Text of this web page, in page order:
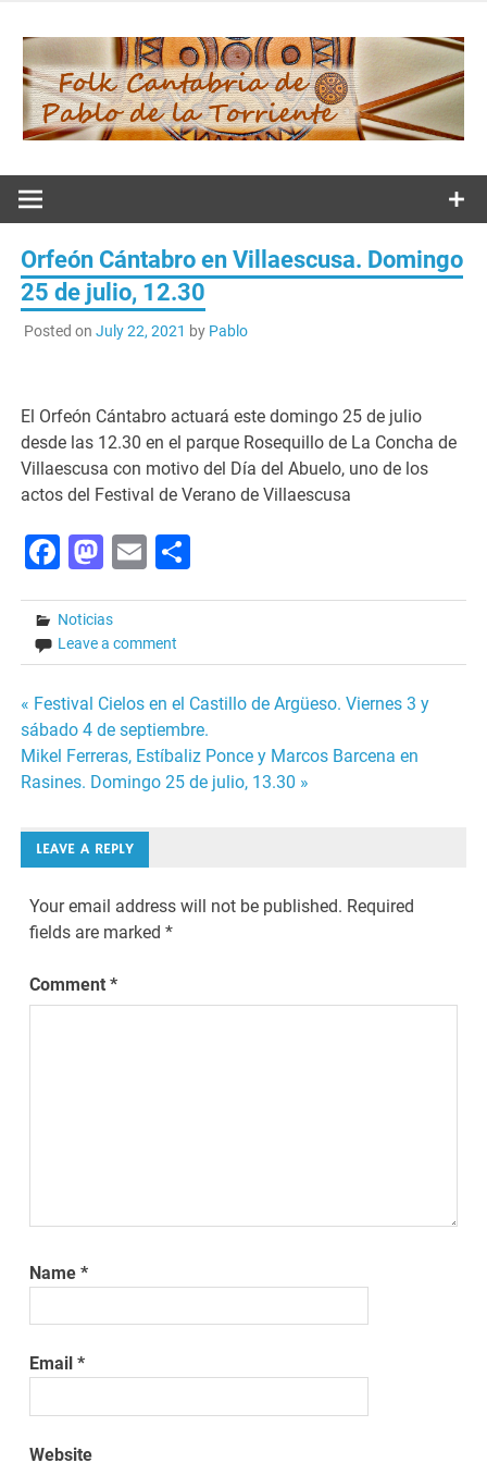
content
Folk
Cantabria de
Pablo de la
Orfeón Cántabro en Villaescusa. Domingo
25 de julio, 12.30
Posted on July 22, 2021 by Pablo
El Orfeón Cántabro actuará este domingo 25 de julio
desde las 12.30 en el parque Rosequillo de La Concha de
Villaescusa con motivo del Día del Abuelo, uno de los
actos del Festival de Verano de Villaescusa
Facebook
Mastodon
Email
Noticias
Leave a comment
Post
navigation
« Festival Cielos en el Castillo de Argüeso. Viernes 3 y
sábado 4 de septiembre.
Mikel Ferreras, Estíbaliz Ponce y Marcos Barcena en
Rasines. Domingo 25 de julio, 13.30 »
LEAVE A REPLY
Your email address will not be published. Required
fields are marked*
Comment*
Name*
Email*
Website